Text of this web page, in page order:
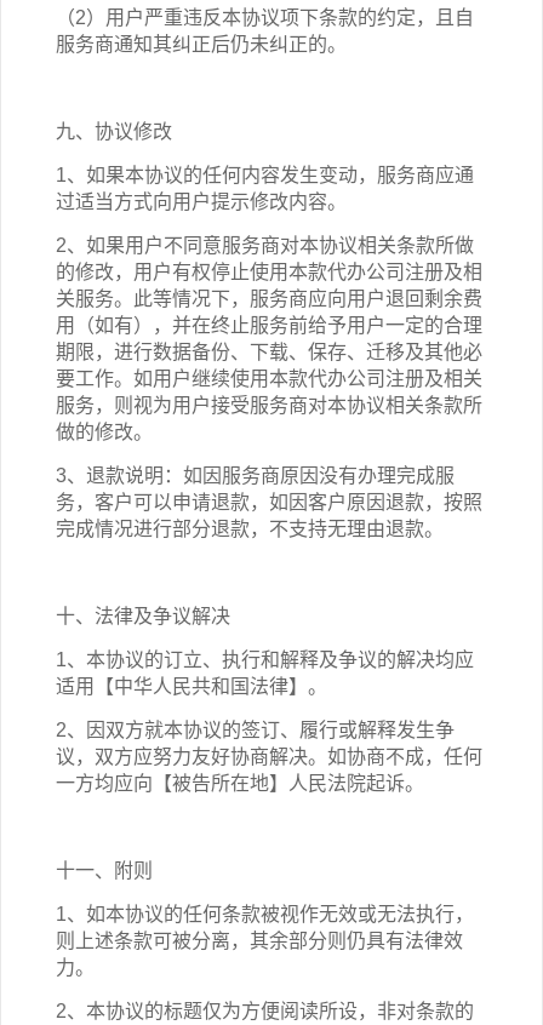
（2）用户严重违反本协议项下条款的约定，且自
服务商通知其纠正后仍未纠正的。
九、协议修改
1、如果本协议的任何内容发生变动，服务商应通
过适当方式向用户提示修改内容。
2、如果用户不同意服务商对本协议相关条款所做
的修改，用户有权停止使用本款代办公司注册及相
关服务。此等情况下，服务商应向用户退回剩余费
用（如有），并在终止服务前给予用户一定的合理
期限，进行数据备份、下载、保存、迁移及其他必
要工作。如用户继续使用本款代办公司注册及相关
服务，则视为用户接受服务商对本协议相关条款所
做的修改。
3、退款说明：如因服务商原因没有办理完成服
务，客户可以申请退款，如因客户原因退款，按照
完成情况进行部分退款，不支持无理由退款。
十、法律及争议解决
1、本协议的订立、执行和解释及争议的解决均应
适用【中华人民共和国法律】。
2、因双方就本协议的签订、履行或解释发生争
议，双方应努力友好协商解决。如协商不成，任何
一方均应向【被告所在地】人民法院起诉。
十一、附则
1、如本协议的任何条款被视作无效或无法执行，
则上述条款可被分离，其余部分则仍具有法律效
力。
2、本协议的标题仅为方便阅读所设，非对条款的